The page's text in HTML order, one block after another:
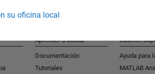
su oficina local
Aprender a utilizar
Documentación
Tutoriales
Obtener
Ayuda para
MATLAB